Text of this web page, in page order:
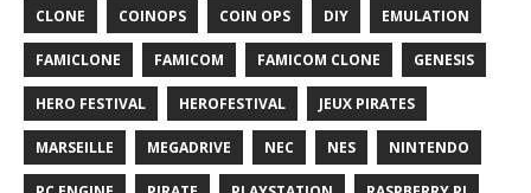
CLONE COINOPS COIN OPS DIY EMULATION
FAMICLONE FAMICOM FAMICOM CLONE GENESIS
HERO FESTIVAL HEROFESTIVAL JEUX PIRATES
MARSEILLE MEGADRIVE NEC NES NINTENDO